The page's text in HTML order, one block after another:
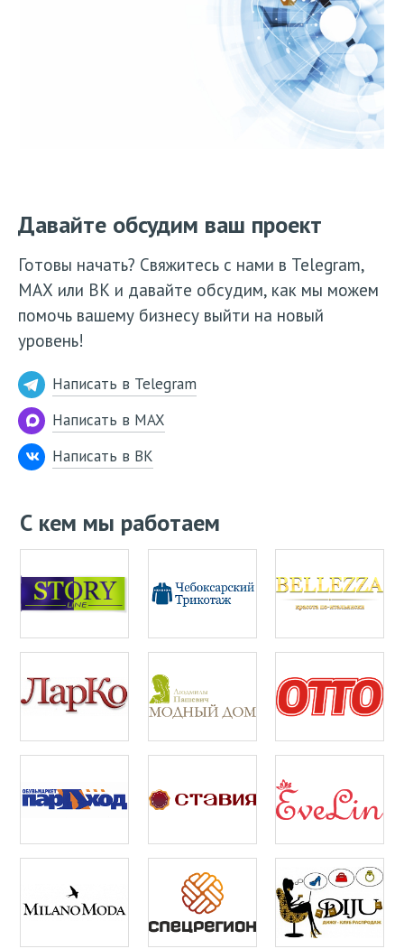
Давайте обсудим ваш проект
Готовы начать? Свяжитесь с нами в Telegram,
МАХ или ВК и давайте обсудим, как мы можем
помочь вашему бизнесу выйти на новый
уровень!
Написать в Telegram
Написать в MAX
Написать в ВК
С кем мы работаем